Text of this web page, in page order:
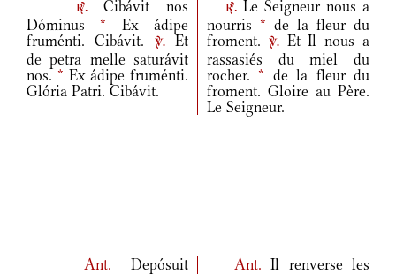
r.Cibávit nos
Dóminus* Ex ádipe
fruménti. Cibávit.
v.Et
de petra melle saturávit
nos. * Ex ádipe fruménti.
Glória Patri. Cibávit.
r. Le Seigneur nous a
nourris * de la fleur du
froment.
v.Et Il nous a
rassasiés du miel du
rocher.* de la fleur du
froment. Gloire au Père.
Le Seigneur.
Ant. Depósuit
Ant.Il renverse les